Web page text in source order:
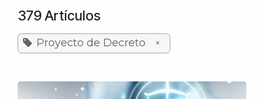
379 Artículos
Proyecto de Decreto ×